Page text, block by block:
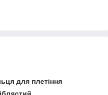
для плетіння